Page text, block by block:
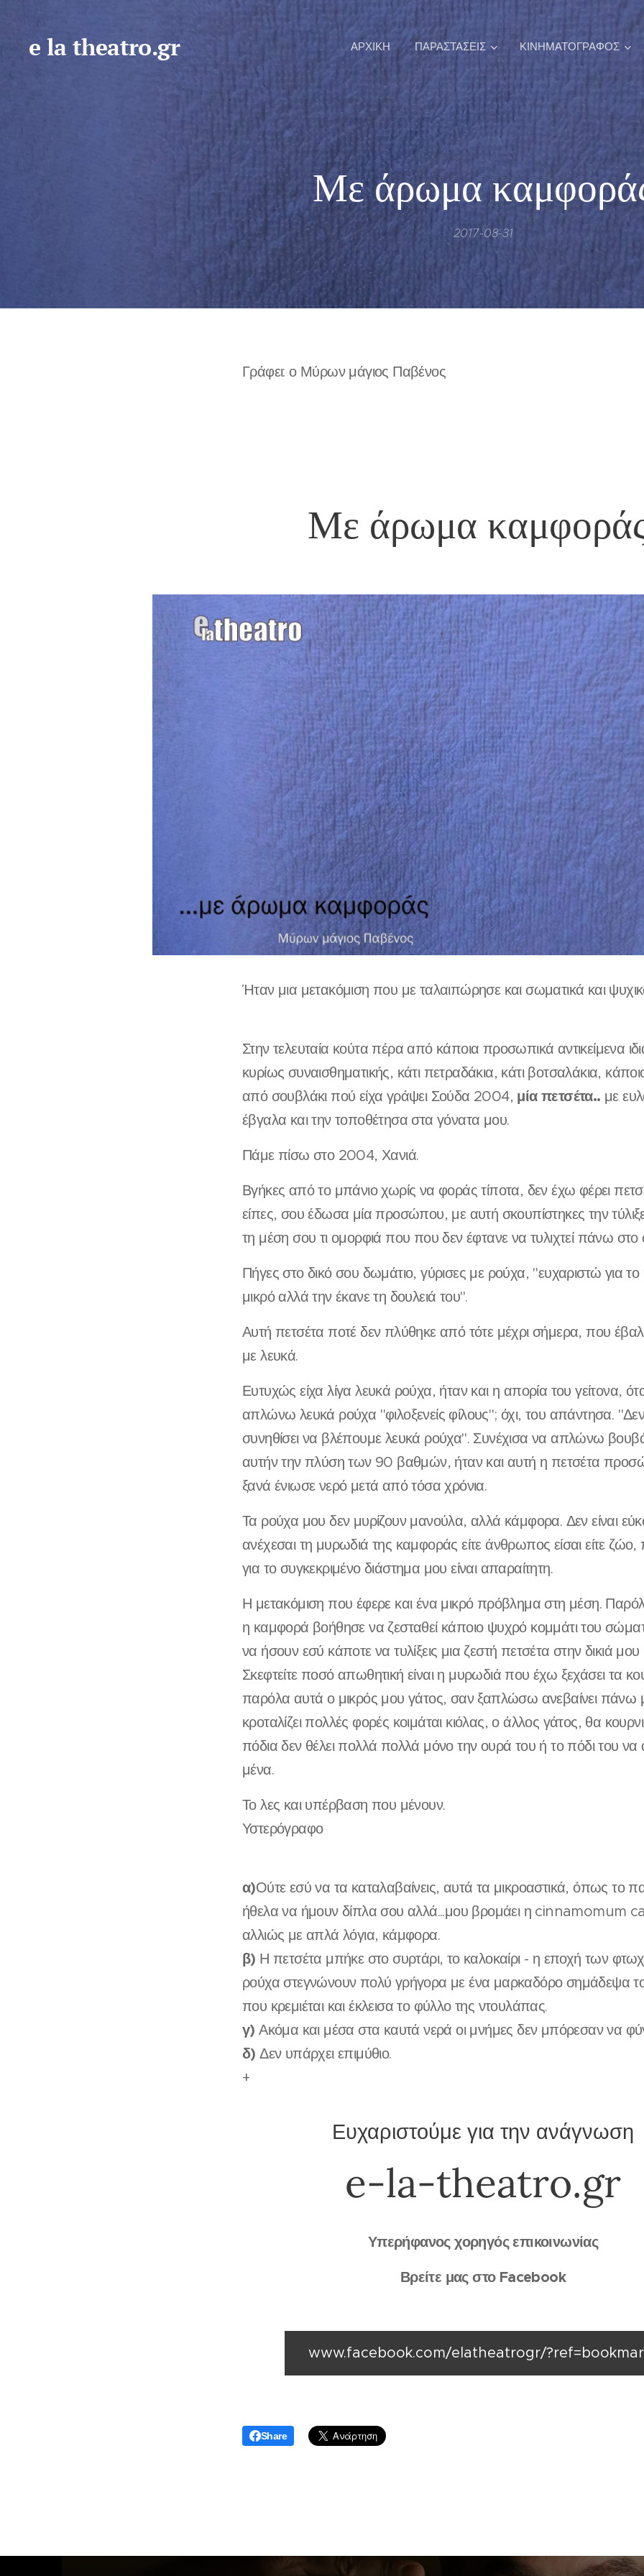
e la theatro.gr ΑΡΧΙΚΉ ΠΑΡΑΣΤΑΣΕΙΣ ΚΙΝΗΜΑΤΟΓΡΑΦΟΣ
Με άρωμα
2017-08-31
Γράφει: ο Μύρων μάγιος Παβένος
Με άρωμα
Ήταν μια μετακόμιση που με ταλαιπώρησε και σωματικά και
Στην τελευταία κούτα πέρα από κάποια προσωπικά αντικείμενα
κυρίως συναισθηματικής, κάτι πετραδάκια, κάτι βοτσαλάκια,
από σουβλάκι πού είχα γράψει Σούδα 2004, μία πετσέτα.. με
έβγαλα και την τοποθέτησα στα γόνατα μου.
Πάμε πίσω στο 2004, Χανιά.
Βγήκες από το μπάνιο χωρίς να φοράς τίποτα, δεν έχω φέρει
είπες, σου έδωσα μία προσώπου, με αυτή σκουπίστηκες την
τη μέση σου τι ομορφιά που που δεν έφτανε να τυλιχτεί πάνω
Πήγες στο δικό σου δωμάτιο, γύρισες με ρούχα, "ευχαριστώ για το
μικρό αλλά την έκανε τη δουλειά του".
Αυτή πετσέτα ποτέ δεν πλύθηκε από τότε μέχρι σήμερα, που
με λευκά.
Ευτυχώς είχα λίγα λευκά ρούχα, ήταν και η απορία του γείτονα,
απλώνω λευκά ρούχα "φιλοξενείς φίλους"; όχι, του απάντησα.
συνηθίσει να βλέπουμε λευκά ρούχα". Συνέχισα να απλώνω
αυτήν την πλύση των 90 βαθμών, ήταν και αυτή η πετσέτα
ξανά ένιωσε νερό μετά από τόσα χρόνια.
Τα ρούχα μου δεν μυρίζουν μανούλα, αλλά κάμφορα. Δεν είναι
ανέχεσαι τη μυρωδιά της καμφοράς είτε άνθρωπος είσαι είτε
για το συγκεκριμένο διάστημα μου είναι απαραίτητη.
Η μετακόμιση που έφερε και ένα μικρό πρόβλημα στη μέση.
η καμφορά βοήθησε να ζεσταθεί κάποιο ψυχρό κομμάτι του
να ήσουν εσύ κάποτε να τυλίξεις μια ζεστή πετσέτα στην δικιά
Σκεφτείτε ποσό απωθητική είναι η μυρωδιά που έχω ξεχάσει τα
παρόλα αυτά ο μικρός μου γάτος, σαν ξαπλώσω ανεβαίνει πάνω
κροταλίζει πολλές φορές κοιμάται κιόλας, ο άλλος γάτος, θα
πόδια δεν θέλει πολλά πολλά μόνο την ουρά του ή το πόδι του να
μένα.
Το λες και υπέρβαση που μένουν.
Υστερόγραφο
α)Ούτε εσύ να τα καταλαβαίνεις, αυτά τα μικροαστικά, όπως το
ήθελα να ήμουν δίπλα σου αλλά...μου βρομάει η cinnamomum
αλλιώς με απλά λόγια, κάμφορα.
β) Η πετσέτα μπήκε στο συρτάρι, το καλοκαίρι - η εποχή των
ρούχα στεγνώνουν πολύ γρήγορα με ένα μαρκαδόρο σημάδεψα το
που κρεμιέται και έκλεισα το φύλλο της ντουλάπας.
γ) Ακόμα και μέσα στα καυτά νερά οι μνήμες δεν μπόρεσαν να
δ)Δεν υπάρχει επιμύθιο.
+
Ευχαριστούμε για την ανάγνωση
e-la-theatro.gr
Υπερήφανος χορηγός επικοινωνίας
Βρείτε μας στο Facebook
www.facebook.com/elatheatrogr/
Share